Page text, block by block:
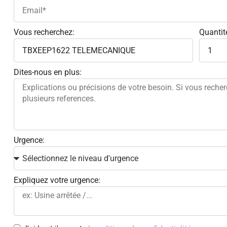
Vous recherchez:
Dites-nous en plus:
Urgence:
Expliquez votre urgence: